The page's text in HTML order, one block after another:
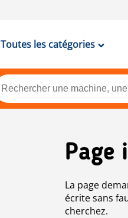
Toutes les catégories
Page
La page
écrite sans
cherchez.